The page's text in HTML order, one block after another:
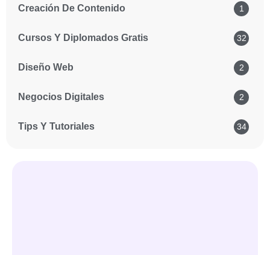
Creación De Contenido 1
Cursos Y Diplomados Gratis 32
Diseño Web 2
Negocios Digitales 2
Tips Y Tutoriales 34